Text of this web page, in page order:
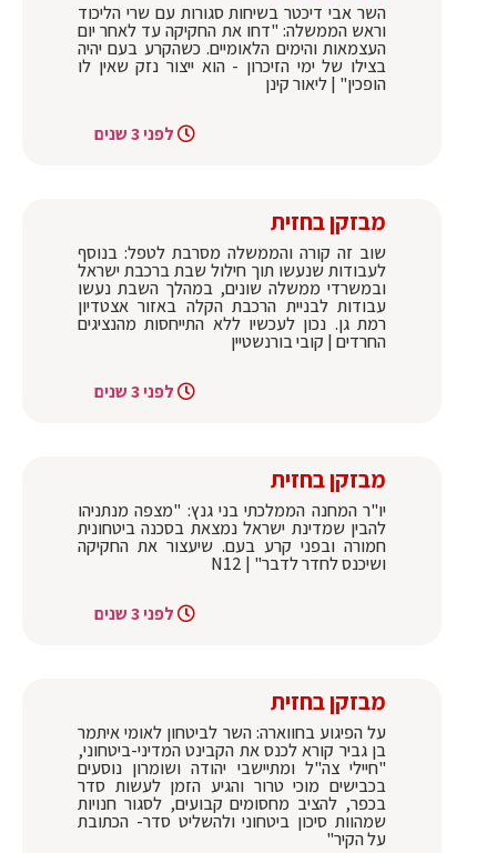
השר אבי דיכטר בשיחות סגורות עם שרי הליכוד
וראש הממשלה: "דחו את החקיקה עד לאחר יום
העצמאות והימים הלאומיים. כשהקרע בעם יהיה
בצילו של ימי הזיכרון - הוא ייצור נזק שאין לו
הופכין" | ליאור קינן
לפני 3 שנים
מבזקן בחזית
שוב זה קורה והממשלה מסרבת לטפל: בנוסף
לעבודות שנעשו תוך חילול שבת ברכבת ישראל
ובמשרדי ממשלה שונים, במהלך השבת נעשו
עבודות לבניית הרכבת הקלה באזור אצטדיון
רמת גן. נכון לעכשיו ללא התייחסות מהנציגים
החרדים | קובי בורנשטיין
לפני 3 שנים
מבזקן בחזית
יו"ר המחנה הממלכתי בני גנץ: "מצפה מנתניהו
להבין שמדינת ישראל נמצאת בסכנה ביטחונית
חמורה ובפני קרע בעם. שיעצור את החקיקה
ושיכנס לחדר לדבר" | N12
לפני 3 שנים
מבזקן בחזית
על הפיגוע בחווארה: השר לביטחון לאומי איתמר
בן גביר קורא לכנס את הקבינט המדיני-ביטחוני,
"חיילי צה"ל ומתיישבי יהודה ושומרון נוסעים
בכבישים מוכי טרור והגיע הזמן לעשות סדר
בכפר, להציב מחסומים קבועים, לסגור חנויות
שמהוות סיכון ביטחוני ולהשליט סדר- הכתובת
על הקיר"